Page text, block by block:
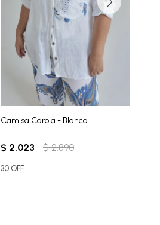
Camisa Carola - Blanco
$ 2.023 $ 2.890
30 OFF